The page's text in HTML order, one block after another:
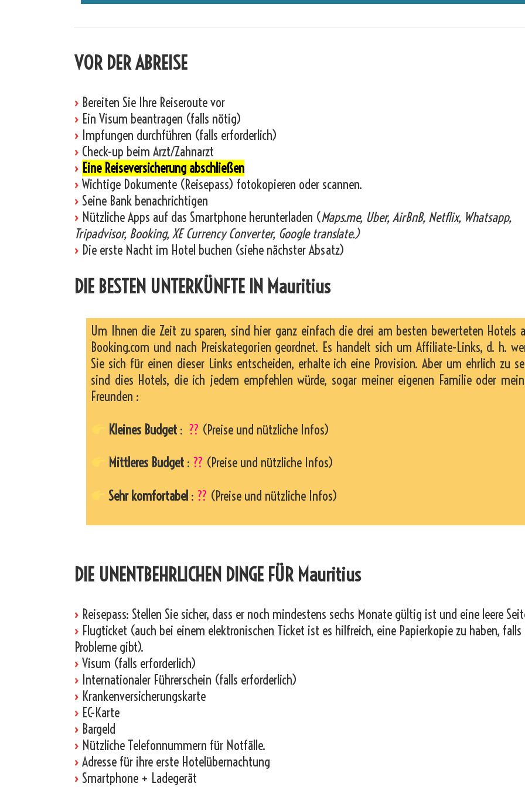
VOR DER ABREISE
› Bereiten Sie Ihre Reiseroute vor
› Ein Visum beantragen (falls nötig)
› Impfungen durchführen (falls erforderlich)
› Check-up beim Arzt/Zahnarzt
› Eine Reiseversicherung abschließen
› Wichtige Dokumente (Reisepass) fotokopieren oder scannen.
› Seine Bank benachrichtigen
› Nützliche Apps auf das Smartphone herunterladen (Maps.me, Uber, AirBnB, Netflix, Whatsapp,
Tripadvisor, Booking, XE Currency Converter, Google translate.)
› Die erste Nacht im Hotel buchen (siehe nächster Absatz)
DIE BESTEN UNTERKÜNFTE IN Mauritius
Um Ihnen die Zeit zu sparen, sind hier ganz einfach die drei am besten bewerteten Hotels
Booking.com und nach Preiskategorien geordnet. Es handelt sich um Affiliate-Links, d. h.
Sie sich für einen dieser Links entscheiden, erhalte ich eine Provision. Aber um ehrlich zu
sind dies Hotels, die ich jedem empfehlen würde, sogar meiner eigenen Familie oder
Freunden :
Kleines Budget : ?? (Preise und nützliche Infos)
Mittleres Budget : ?? (Preise und nützliche Infos)
Sehr komfortabel : ?? (Preise und nützliche Infos)
DIE UNENTBEHRLICHEN DINGE FÜR Mauritius
› Reisepass: Stellen Sie sicher, dass er noch mindestens sechs Monate gültig ist und eine leere
› Flugticket (auch bei einem elektronischen Ticket ist es hilfreich, eine Papierkopie zu haben, falls
Probleme gibt).
› Visum (falls erforderlich)
› Internationaler Führerschein (falls erforderlich)
› Krankenversicherungskarte
› EC-Karte
› Bargeld
› Nützliche Telefonnummern für Notfälle.
› Adresse für ihre erste Hotelübernachtung
› Smartphone + Ladegerät